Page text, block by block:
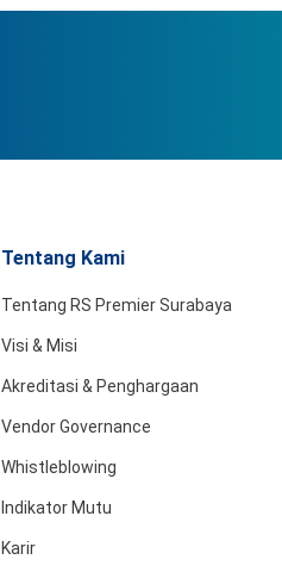
Tentang Kami
Tentang RS Premier Surabaya
Visi & Misi
Akreditasi & Penghargaan
Vendor Governance
Whistleblowing
Indikator Mutu
Karir